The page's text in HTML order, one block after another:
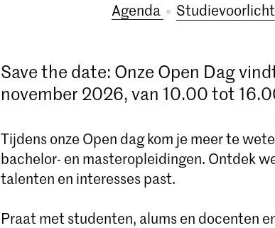
Agenda
Save the date: Onze Open Dag
november 2026, van 10.00 tot
Tijdens onze Open dag kom je meer te
bachelor- en masteropleidingen. Ontdek
talenten en interesses past.
Praat met studenten, alums en docenten